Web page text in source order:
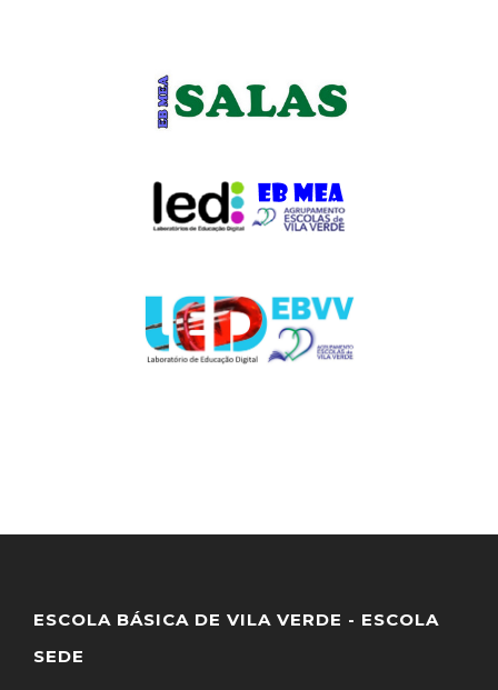
ESCOLA BÁSICA DE VILA VERDE - ESCOLA
SEDE